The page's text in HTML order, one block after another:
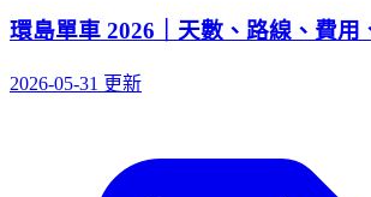
環島單車 2026｜天數、路線、費用
2026-05-31 更新